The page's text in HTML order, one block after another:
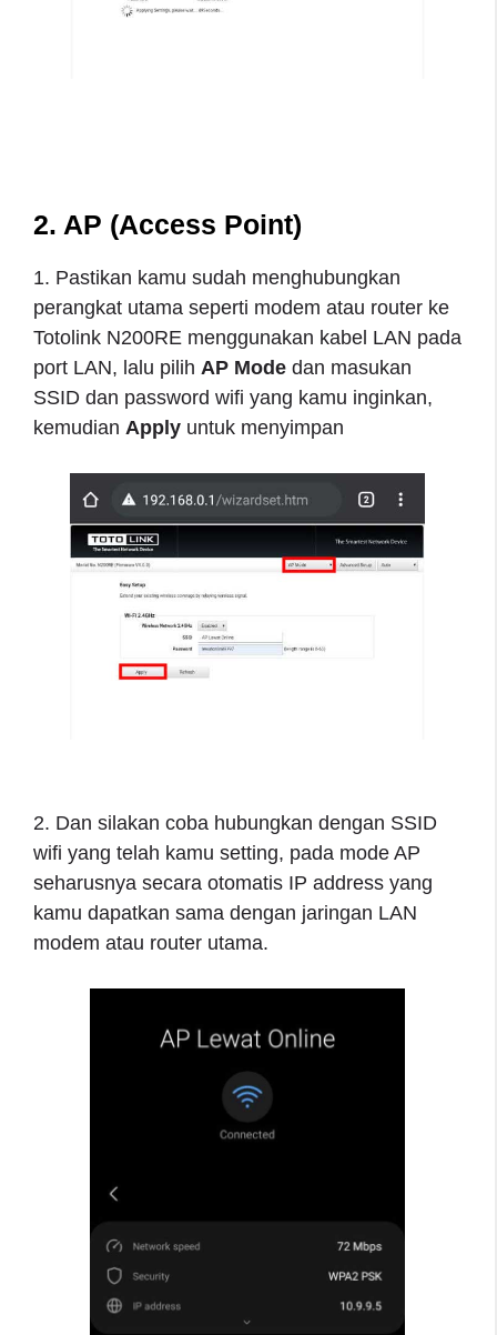
2. AP (Access Point)
1. Pastikan kamu sudah menghubungkan
perangkat utama seperti modem atau router ke
Totolink N200RE menggunakan kabel LAN pada
port LAN, lalu pilih AP Mode dan masukan
SSID dan password wifi yang kamu inginkan,
kemudian Apply untuk menyimpan
2. Dan silakan coba hubungkan dengan SSID
wifi yang telah kamu setting, pada mode AP
seharusnya secara otomatis IP address yang
kamu dapatkan sama dengan jaringan LAN
modem atau router utama.